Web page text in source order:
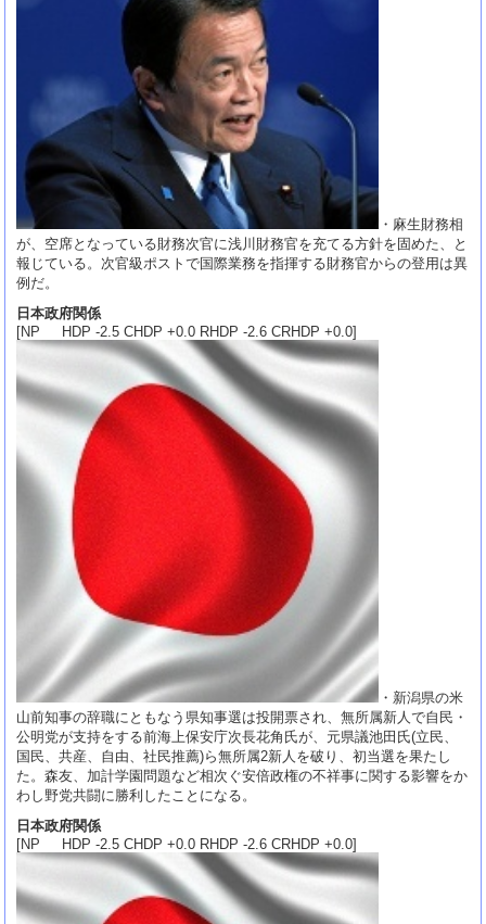
・麻生財務相
が、空席となっている財務次官に浅川財務官を充てる方針を固めた、と
報じている。次官級ポストで国際業務を指揮する財務官からの登用は異
例だ。
日本政府関係
[NP HDP -2.5 CHDP +0.0 RHDP -2.6 CRHDP +0.0]
・新潟県の米
山前知事の辞職にともなう県知事選は投開票され、無所属新人で自民・
公明党が支持をする前海上保安庁次長花角氏が、元県議池田氏(立民、
国民、共産、自由、社民推薦)ら無所属2新人を破り、初当選を果たし
た。森友、加計学園問題など相次ぐ安倍政権の不祥事に関する影響をか
わし野党共闘に勝利したことになる。
日本政府関係
[NP HDP -2.5 CHDP +0.0 RHDP -2.6 CRHDP +0.0]